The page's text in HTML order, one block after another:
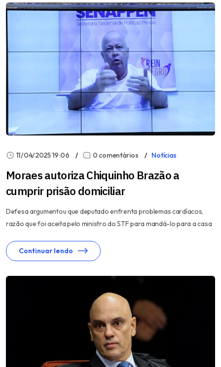
11/04/2025 19:06 0 comentários Notícias
Moraes autoriza Chiquinho Brazão a
cumprir prisão domiciliar
Defesa argumentou que deputado enfrenta problemas cardíacos,
razão que foi aceita pelo ministro do STF para mandá-lo para a casa
Continuar lendo